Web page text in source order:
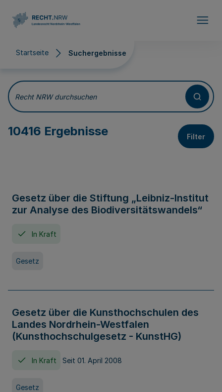
Startseite Suchergebnisse
Suchergebnisse
Recht NRW durchsuchen
10416 Ergebnisse Filter
Gesetz über die Stiftung „Leibniz-Institut
zur Analyse des Biodiversitätswandels“
In Kraft
Gesetz
Gesetz über die Kunsthochschulen des
Landes Nordrhein-Westfalen
(Kunsthochschulgesetz - KunstHG)
In Kraft Seit 01. April 2008
Gesetz